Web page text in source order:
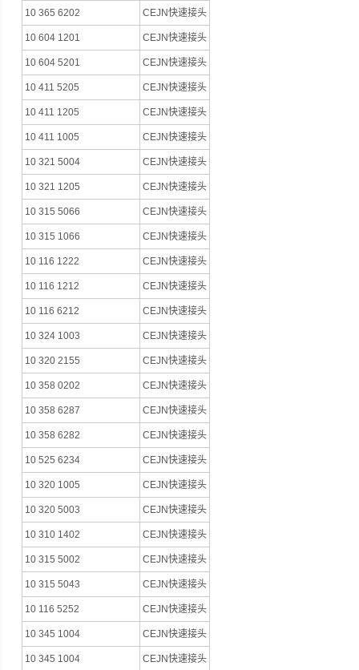
10 365 6202 CEJN快速接头
10 604 1201 CEJN快速接头
10 604 5201 CEJN快速接头
10 411 5205 CEJN快速接头
10 411 1205 CEJN快速接头
10 411 1005 CEJN快速接头
10 321 5004 CEJN快速接头
10 321 1205 CEJN快速接头
10 315 5066 CEJN快速接头
10 315 1066 CEJN快速接头
10 116 1222 CEJN快速接头
10 116 1212 CEJN快速接头
10 116 6212 CEJN快速接头
10 324 1003 CEJN快速接头
10 320 2155 CEJN快速接头
10 358 0202 CEJN快速接头
10 358 6287 CEJN快速接头
10 358 6282 CEJN快速接头
10 525 6234 CEJN快速接头
10 320 1005 CEJN快速接头
10 320 5003 CEJN快速接头
10 310 1402 CEJN快速接头
10 315 5002 CEJN快速接头
10 315 5043 CEJN快速接头
10 116 5252 CEJN快速接头
10 345 1004 CEJN快速接头
10 345 1004 CEJN快速接头